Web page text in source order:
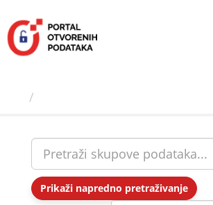
sadržaj
Prikaži napredno pretraživanje